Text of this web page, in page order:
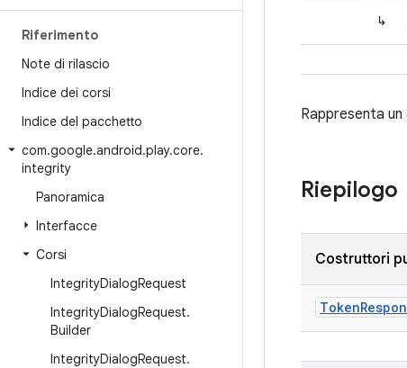
Riferimento
Note di rilascio
Indice dei corsi
Indice del pacchetto
com.google.android.play.core.
integrity
Panoramica
Interfacce
Corsi
IntegrityDialogRequest
IntegrityDialogRequest.
Builder
IntegrityDialogRequest.
↳
Rappresenta
Riepilogo
Costruttori